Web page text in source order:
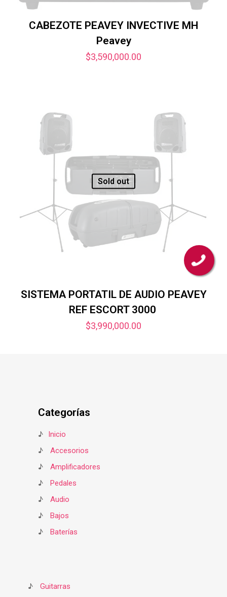
CABEZOTE PEAVEY INVECTIVE MH
Peavey
$3,590,000.00
Sold out
SISTEMA PORTATIL DE AUDIO PEAVEY
REF ESCORT 3000
$3,990,000.00
Categorías
♪
Inicio
♪
Accesorios
♪
Amplificadores
♪
Pedales
♪
Audio
♪
Bajos
♪
Baterías
♪
Guitarras